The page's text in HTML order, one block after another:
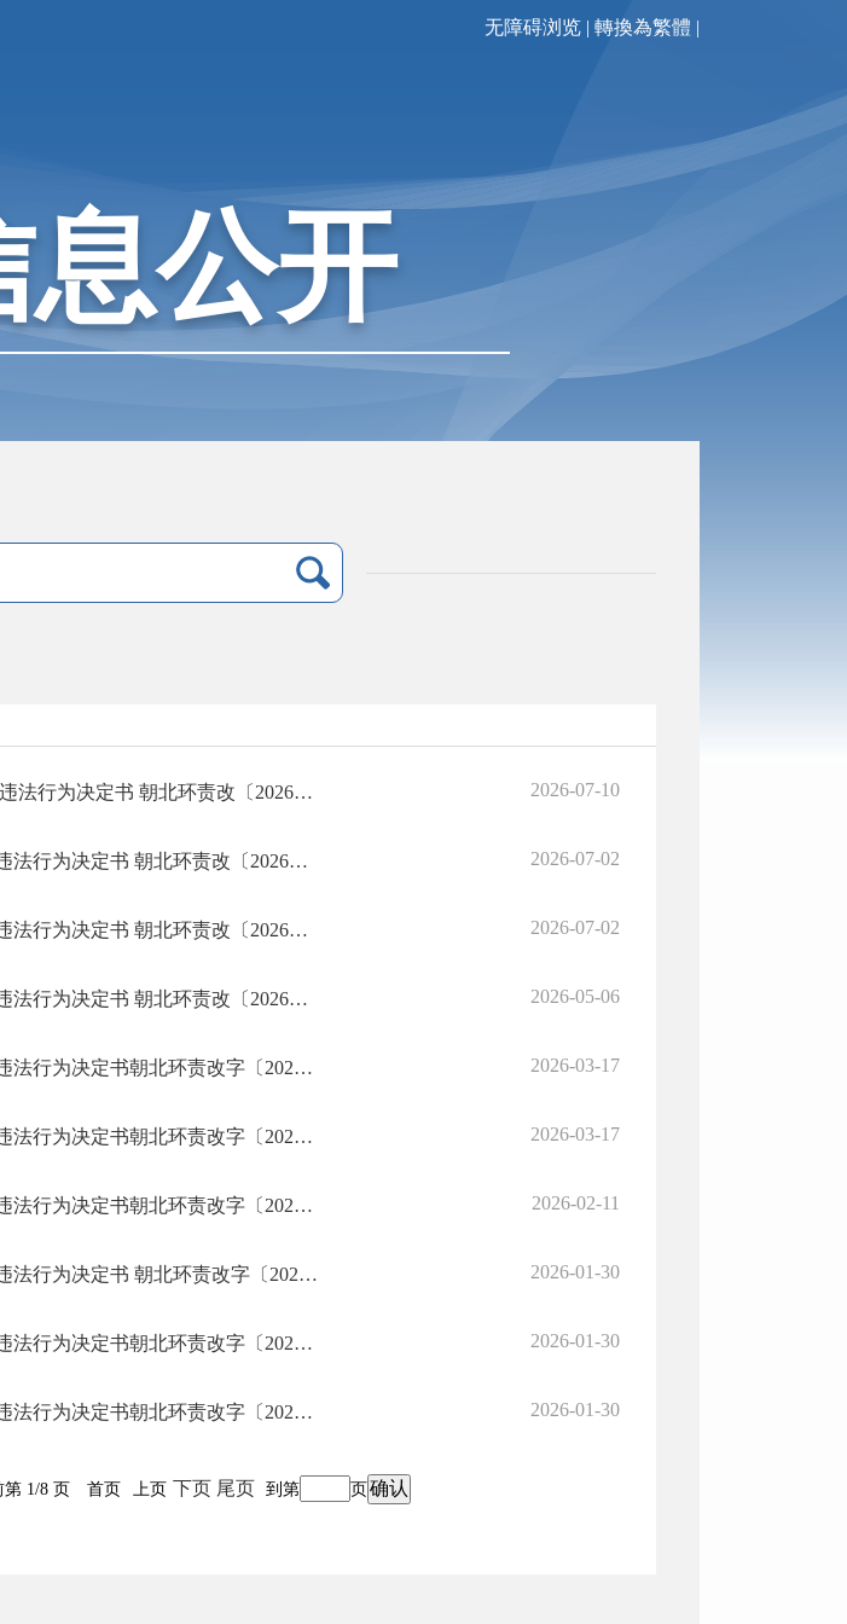
无障碍浏览 | 轉換為繁體 |
息公开
朝阳市生态环境局 责令改正违法行为决定书 朝北环责改〔2026〕15号 2026-07-10
朝阳市生态环境局责令改正违法行为决定书 朝北环责改〔2026〕2号 2026-07-02
朝阳市生态环境局责令改正违法行为决定书 朝北环责改〔2026〕3号 2026-07-02
朝阳市生态环境局责令改正违法行为决定书 朝北环责改〔2026〕1号 2026-05-06
朝阳市生态环境局责令改正违法行为决定书朝北环责改字〔2025〕37号 2026-03-17
朝阳市生态环境局责令改正违法行为决定书朝北环责改字〔2025〕第27号 2026-03-17
朝阳市生态环境局责令改正违法行为决定书朝北环责改字〔2025〕第28号 2026-02-11
朝阳市生态环境局责令改正违法行为决定书 朝北环责改字〔2025〕第32号 2026-01-30
朝阳市生态环境局责令改正违法行为决定书朝北环责改字〔2025〕第26号 2026-01-30
朝阳市生态环境局责令改正违法行为决定书朝北环责改字〔2025〕第13号 2026-01-30
第 1/8 页 首页 上页 下页 尾页 到第 页